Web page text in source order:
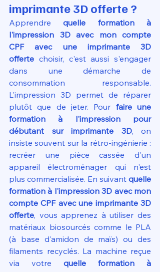
imprimante 3D offerte ?
Apprendre quelle formation à
l'impression 3D avec mon compte
CPF avec une imprimante 3D
offerte choisir, c'est aussi s'engager
dans une démarche de
consommation responsable.
L'impression 3D permet de réparer
plutôt que de jeter. Pour faire une
formation à l'impression pour
débutant sur imprimante 3D, on
insiste souvent sur la rétro-ingénierie :
recréer une pièce cassée d'un
appareil électroménager qui n'est
plus commercialisée. En suivant quelle
formation à l'impression 3D avec mon
compte CPF avec une imprimante 3D
offerte, vous apprenez à utiliser des
matériaux biosourcés comme le PLA
(à base d'amidon de maïs) ou des
filaments recyclés. La machine reçue
via votre quelle formation à